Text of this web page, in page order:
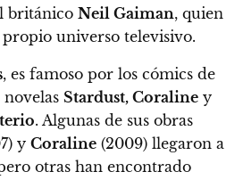
británico Neil Gaiman, quien
universo televisivo.
, es famoso por los cómics de
novelas Stardust, Coraline y
. Algunas de sus obras
y Coraline (2009) llegaron a
otras han encontrado